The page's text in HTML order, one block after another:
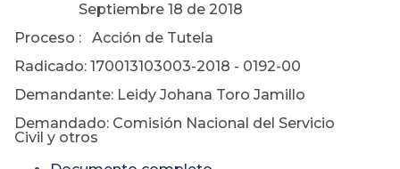
Septiembre 18 de 2018
Proceso : Acción de Tutela
Radicado: 170013103003-2018 - 0192-00
Demandante: Leidy Johana Toro Jamillo
Demandado: Comisión Nacional del Servicio
Civil y otros